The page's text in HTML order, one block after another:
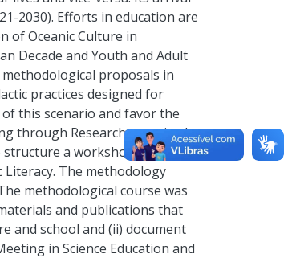
2030). Efforts in education are
of Oceanic Culture in
Decade and Youth and Adult
proposals in
practices designed for
this scenario and favor the
through Research conceived
a workshop based on
The methodology
methodological course was
and publications that
and school and (ii) document
in Science Education and